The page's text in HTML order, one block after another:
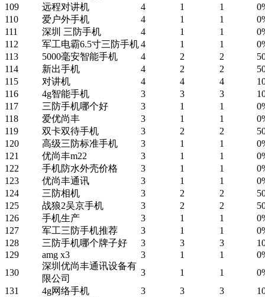
109
远程对讲机 4 1 1
110
爱户外手机 4 1 1
111
深圳 三防手机 4 1 1
112
军工电霸6.5寸三防手机4 1 1
113
5000毫安智能手机 4 2 2
114
新出手机 4 2 2
115
对讲机 4 4 4
116
4g智能手机 3 3 3
117
三防手机哪个好 3 1 1
118
爱优尚丰 3 1 1
119
双卡双待手机 3 2 2
120
高级三防标准手机 3 1 1
121
优尚丰m22 3 1 1
122
手机防水外壳价格 3 1 1
123
优尚丰通讯 3 1 1
124
三防相机 3 2 2
125
战狼2吴京手机 3 2 2
126
手机生产 3 1 1
127
军工三防手机推荐 3 1 1
128
三防手机哪个牌子好 3 3 3
129
amg x3 3 1 1
130
深圳优尚丰通讯设备有
限公司
3 1 1
131
4g网络手机 3 3 3